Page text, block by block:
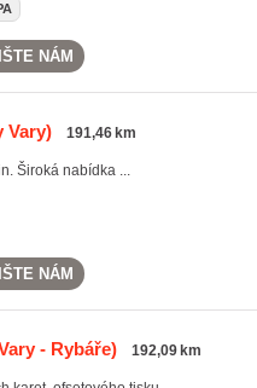
NÁM
Vary) 191,46 km
Široká nabídka ...
NÁM
- Rybáře) 192,09 km